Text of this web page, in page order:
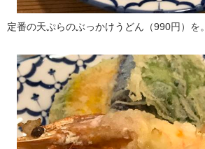
定番の天ぷらのぶっかけうどん（990円）を。